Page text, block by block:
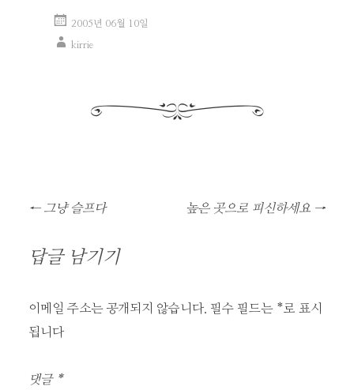
2005년 06월 10일
kirrie
글
비
게
이
션
←그냥 슬프다 높은 곳으로 피신하세요 →
답글 남기기
이메일 주소는 공개되지 않습니다. 필수 필드는 * 로 표시
됩니다
댓글 *